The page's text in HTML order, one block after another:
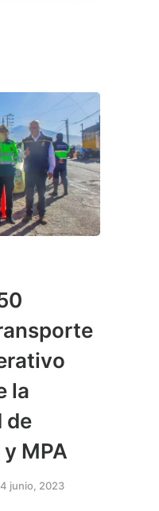
la
de
MPA
junio, 2023